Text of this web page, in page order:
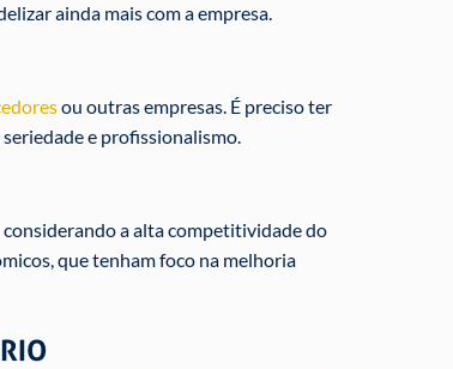
ainda mais com a empresa.
ou outras empresas. É preciso ter
e profissionalismo.
considerando a alta competitividade do
que tenham foco na melhoria